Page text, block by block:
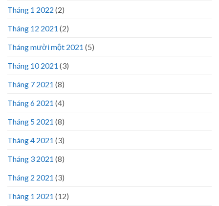
Tháng 1 2022 (2)
Tháng 12 2021 (2)
Tháng mười một 2021 (5)
Tháng 10 2021 (3)
Tháng 7 2021 (8)
Tháng 6 2021 (4)
Tháng 5 2021 (8)
Tháng 4 2021 (3)
Tháng 3 2021 (8)
Tháng 2 2021 (3)
Tháng 1 2021 (12)